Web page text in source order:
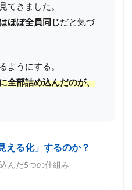
てきました。
ほぼ全員同じだと気づ
ようにする。
全部詰め込んだのが、
える化」するのか？
んだ5つの仕組み